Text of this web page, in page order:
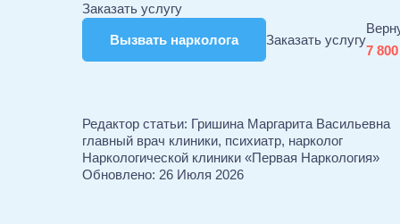
Заказать услугу
Вызвать нарколога
Вызвать нарколога Заказать услугу
7
Редактор статьи: Гришина Маргарита Васильевна
главный врач клиники, психиатр, нарколог
Наркологической клиники «Первая Наркология»
Обновлено: 26 Июля 2026